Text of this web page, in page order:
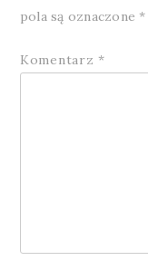
pola są oznaczone *
Komentarz *